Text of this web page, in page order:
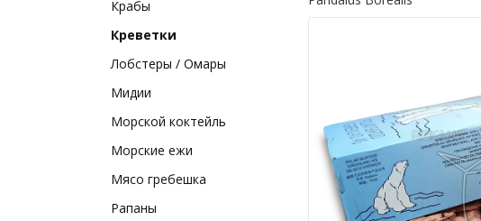
Крабы
Креветки
Лобстеры / Омары
Мидии
Морской коктейль
Морские ежи
Мясо гребешка
Рапаны